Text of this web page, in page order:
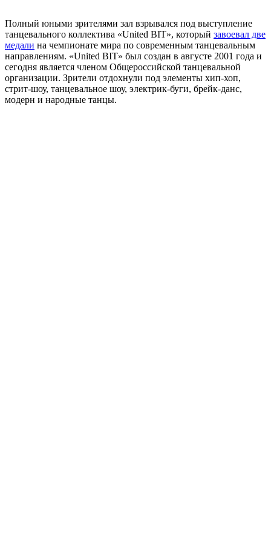
Полный юными зрителями зал взрывался под выступление
танцевального коллектива «United BIT», который завоевал две
медали на чемпионате мира по современным танцевальным
направлениям. «United BIT» был создан в августе 2001 года и
сегодня является членом Общероссийской танцевальной
организации. Зрители отдохнули под элементы хип-хоп,
стрит-шоу, танцевальное шоу, электрик-буги, брейк-данс,
модерн и народные танцы.